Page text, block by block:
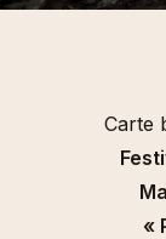
Carte
«